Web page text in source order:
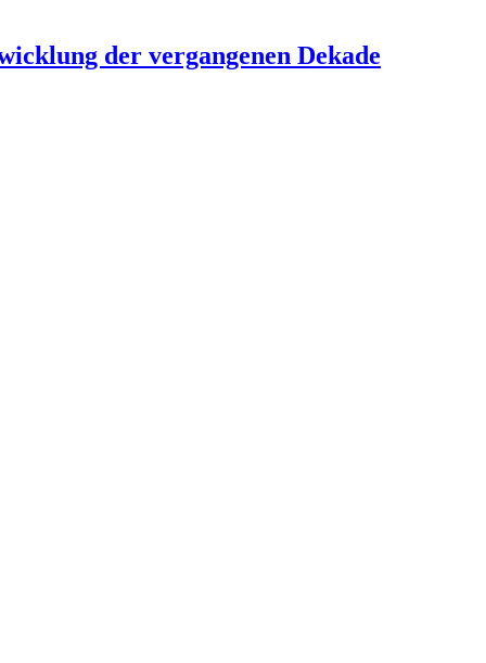
der vergangenen Dekade